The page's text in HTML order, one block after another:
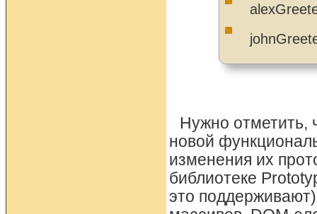
Нужно отметить,
новой
изменения их
библиотеке
это